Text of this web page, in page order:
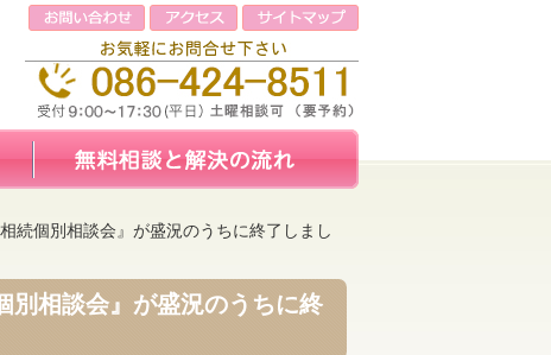
続個別相談会』が盛況のうちに終了しまし
別相談会』が盛況のうちに終